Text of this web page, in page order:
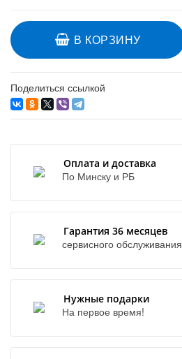
В КОРЗИНУ
Поделиться ссылкой
Оплата и доставка
По Минску и РБ
Гарантия 36 месяцев
сервисного обслуживания
Нужные подарки
На первое время!